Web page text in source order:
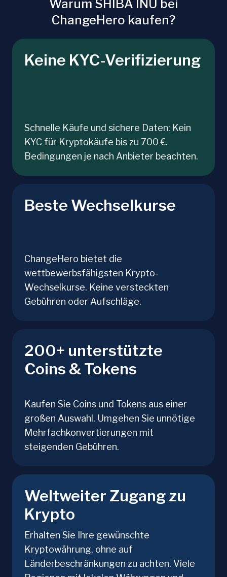
Warum SHIBA INU bei
ChangeHero kaufen?
Keine KYC-Verifizierung
Schnelle Käufe und sichere Daten: Kein
KYC für Kryptokäufe bis zu 700 €.
Bedingungen je nach Anbieter beachten.
Beste Wechselkurse
ChangeHero bietet die
wettbewerbsfähigsten Krypto-
Wechselkurse. Keine versteckten
Gebühren oder Aufschläge.
200+ unterstützte
Coins & Tokens
Kaufen Sie Coins und Tokens aus einer
großen Auswahl. Umgehen Sie unnötige
Mehrfachkonvertierungen mit
steigenden Gebühren.
Weltweiter Zugang zu
Krypto
Erhalten Sie Ihre gewünschte
Kryptowährung, ohne auf
Länderbeschränkungen zu achten. Viele